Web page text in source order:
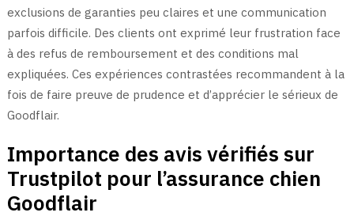
exclusions de garanties peu claires et une communication
parfois difficile. Des clients ont exprimé leur frustration face
à des refus de remboursement et des conditions mal
expliquées. Ces expériences contrastées recommandent à la
fois de faire preuve de prudence et d’apprécier le sérieux de
Goodflair.
Importance des avis vérifiés sur
Trustpilot pour l’assurance chien
Goodflair